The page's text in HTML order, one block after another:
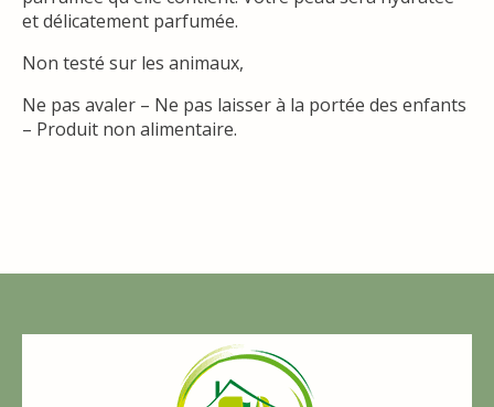
et délicatement parfumée.
Non testé sur les animaux,
Ne pas avaler – Ne pas laisser à la portée des enfants
– Produit non alimentaire.